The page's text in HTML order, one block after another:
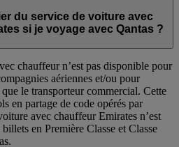
du service de voiture avec
si je voyage avec Qantas ?
chauffeur n’est pas disponible pour
aériennes et/ou pour
que le transporteur commercial. Cette
en partage de code opérés par
avec chauffeur Emirates n’est
en Première Classe et Classe